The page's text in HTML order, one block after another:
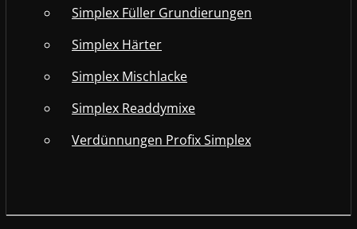
Simplex Füller Grundierungen
Simplex Härter
Simplex Mischlacke
Simplex Readdymixe
Verdünnungen Profix Simplex